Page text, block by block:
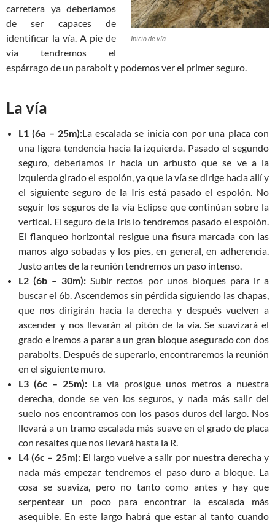
Inicio de vía
carretera ya deberíamos
de ser capaces de
identificar la vía. A pie de
vía tendremos el
espárrago de un parabolt y podemos ver el primer seguro.
La vía
L1 (6a – 25m):La escalada se inicia con por una placa con
una ligera tendencia hacia la izquierda. Pasado el segundo
seguro, deberíamos ir hacia un arbusto que se ve a la
izquierda girado el espolón, ya que la vía se dirige hacia allí y
el siguiente seguro de la Iris está pasado el espolón. No
seguir los seguros de la vía Eclipse que continúan sobre la
vertical. El seguro de la Iris lo tendremos pasado el espolón.
El flanqueo horizontal resigue una fisura marcada con las
manos algo sobadas y los pies, en general, en adherencia.
Justo antes de la reunión tendremos un paso intenso.
L2 (6b – 30m):Subir rectos por unos bloques para ir a
buscar el 6b. Ascendemos sin pérdida siguiendo las chapas,
que nos dirigirán hacia la derecha y después vuelven a
ascender y nos llevarán al pitón de la vía. Se suavizará el
grado e iremos a parar a un gran bloque asegurado con dos
parabolts. Después de superarlo, encontraremos la reunión
en el siguiente muro.
L3 (6c – 25m): La vía prosigue unos metros a nuestra
derecha, donde se ven los seguros, y nada más salir del
suelo nos encontramos con los pasos duros del largo. Nos
llevará a un tramo escalada más suave en el grado de placa
con resaltes que nos llevará hasta la R.
L4 (6c – 25m): El largo vuelve a salir por nuestra derecha y
nada más empezar tendremos el paso duro a bloque. La
cosa se suaviza, pero no tanto como antes y hay que
serpentear un poco para encontrar la escalada más
asequible. En este largo habrá que estar al tanto cuando